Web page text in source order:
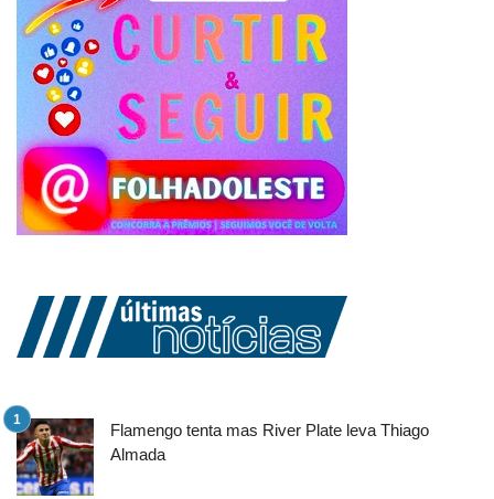
Flamengo tenta mas River Plate leva Thiago
Almada